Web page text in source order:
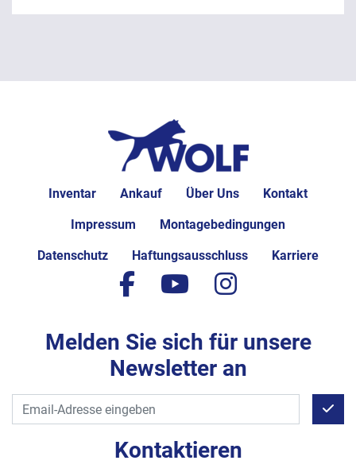
Inventar Ankauf Über Uns Kontakt
Impressum Montagebedingungen
Datenschutz Haftungsausschluss Karriere
Kontaktieren
facebook
youtubeinstagram
Melden Sie sich für unsere
Newsletter an